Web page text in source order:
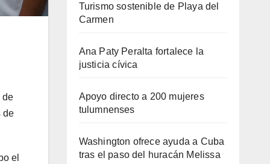
de
de
el
Turismo sostenible de Playa del
Carmen
Ana Paty Peralta fortalece la
justicia cívica
Apoyo directo a 200 mujeres
tulumnenses
Washington ofrece ayuda a Cuba
tras el paso del huracán Melissa